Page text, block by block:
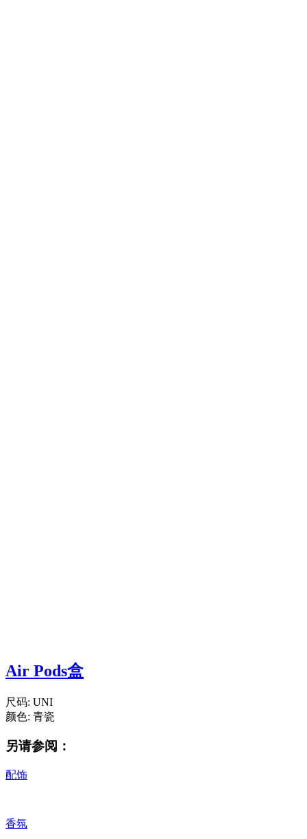
Air Pods盒
尺码: UNI
颜色: 青瓷
另请参阅：
配饰
香氛